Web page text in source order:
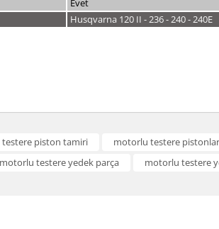
Evet
Husqvarna 120 II - 236 - 240 - 240E
piston tamiri motorlu testere
motorlu testere yedek parça motorlu testere